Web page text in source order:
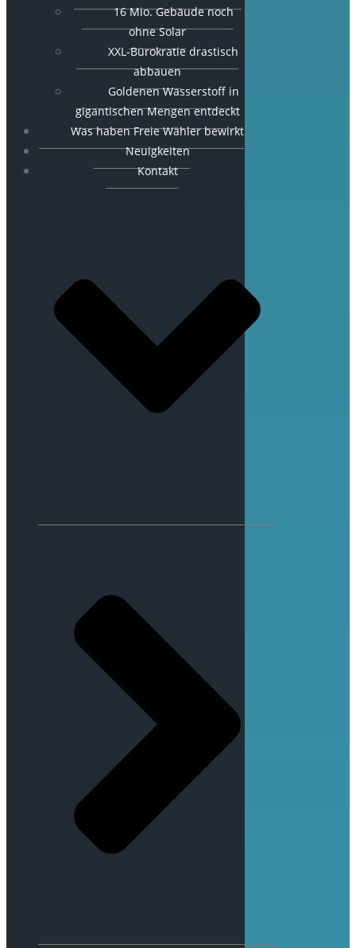
16 Mio. Gebäude noch
ohne Solar
XXL-Bürokratie drastisch
abbauen
Goldenen Wasserstoff in
gigantischen Mengen entdeckt
Was haben Freie Wähler bewirkt
Neuigkeiten
Kontakt